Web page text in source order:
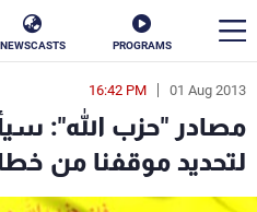
PROGRAMS
NEWSCASTS
01 Aug 2013
16:42 PM
مصادر "حزب الله":
لتحديد موقفنا من
en
الأخبار
سياسة